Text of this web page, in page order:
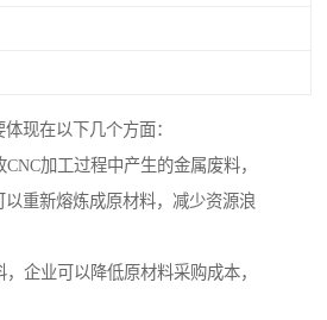
现在以下几个方面：
加工过程中产生的金属废料，
重新熔炼成原材料，减少资源浪
企业可以降低原材料采购成本，